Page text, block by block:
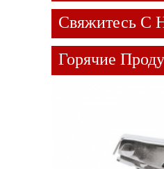
Свяжитесь С
Горячие